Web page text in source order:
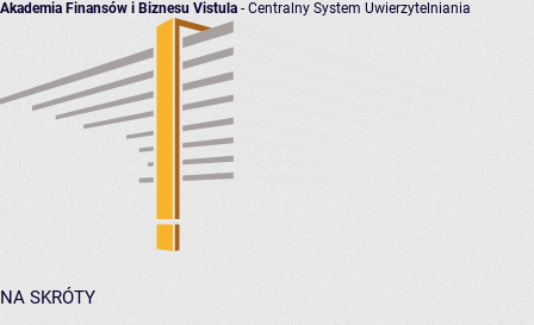
Akademia Finansów i Biznesu Vistula - Centralny System Uwierzytelniania
NA SKRÓTY